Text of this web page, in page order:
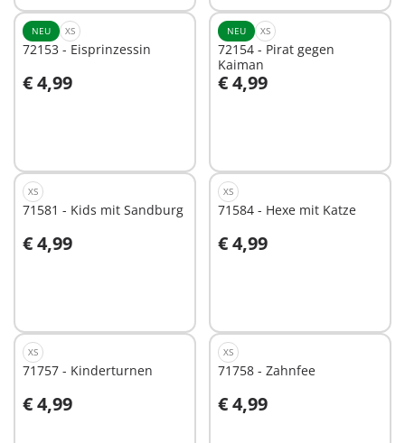
NEU XS
72153 - Eisprinzessin
€ 4,99
In den Warenkorb
NEU XS
72154 - Pirat gegen
Kaiman
€ 4,99
XS
71581 - Kids mit Sandburg
€ 4,99
In den Warenkorb
XS
71584 - Hexe mit Katze
€ 4,99
XS
71757 - Kinderturnen
€ 4,99
In den Warenkorb
XS
71758 - Zahnfee
€ 4,99
In den Warenkorb